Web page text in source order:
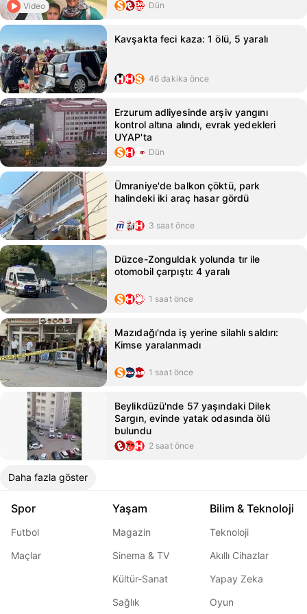
Video Dün
Kavşakta feci kaza: 1 ölü, 5 yaralı
46 dakika önce
Erzurum adliyesinde arşiv yangını
kontrol altına alındı, evrak yedekleri
UYAP'ta
Dün
Ümraniye'de balkon çöktü, park
halindeki iki araç hasar gördü
3 saat önce
Düzce-Zonguldak yolunda tır ile
otomobil çarpıştı: 4 yaralı
1 saat önce
Mazıdağı'nda iş yerine silahlı saldırı:
Kimse yaralanmadı
1 saat önce
Beylikdüzü'nde 57 yaşındaki Dilek
Sargın, evinde yatak odasında ölü
bulundu
2 saat önce
Daha fazla göster
Spor
Futbol
Maçlar
Yaşam
Magazin
Sinema & TV
Kültür-Sanat
Sağlık
Bilim & Teknoloji
Teknoloji
Akıllı Cihazlar
Yapay Zeka
Oyun